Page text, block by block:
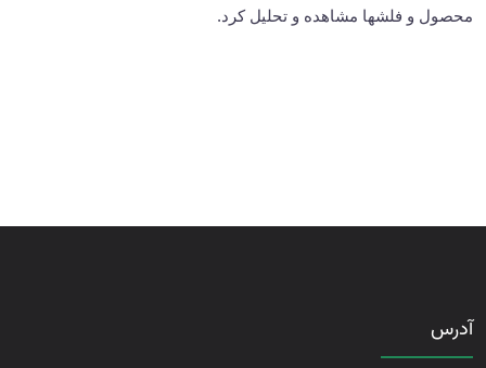
محصول و فلشها مشاهده و تحلیل كرد.
آدرس